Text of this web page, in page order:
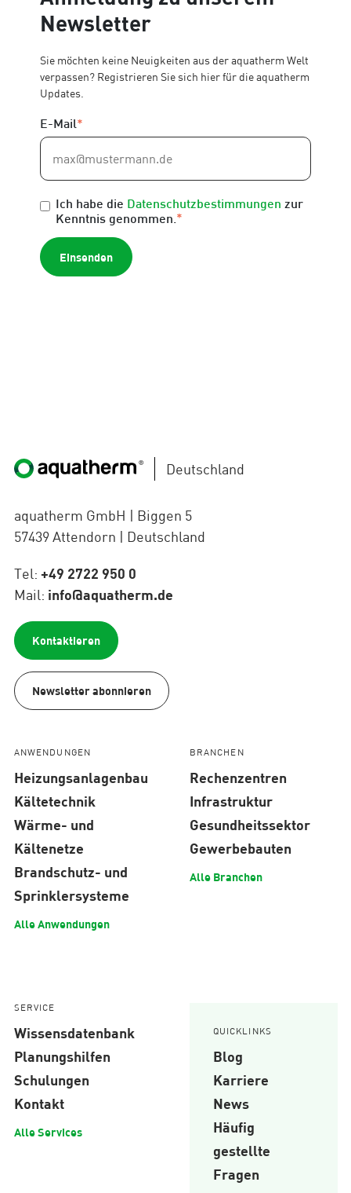
Newsletter
Sie möchten keine Neuigkeiten aus der aquatherm Welt
verpassen? Registrieren Sie sich hier für die aquatherm
Updates.
E-Mail*
Ich habe die Datenschutzbestimmungen zur
Kenntnis genommen.*
Deutschland
aquatherm GmbH | Biggen 5
57439 Attendorn | Deutschland
Tel: +49 2722 950 0
Mail: info@aquatherm.de
Kontaktieren
Newsletter abonnieren
ANWENDUNGEN
Heizungsanlagenbau
Kältetechnik
Wärme- und
Kältenetze
Brandschutz- und
Sprinklersysteme
Alle Anwendungen
BRANCHEN
Rechenzentren
Infrastruktur
Gesundheitssektor
Gewerbebauten
Alle Branchen
SERVICE
Wissensdatenbank
Planungshilfen
Schulungen
Kontakt
Alle Services
QUICKLINKS
Blog
Karriere
News
Häufig
gestellte
Fragen